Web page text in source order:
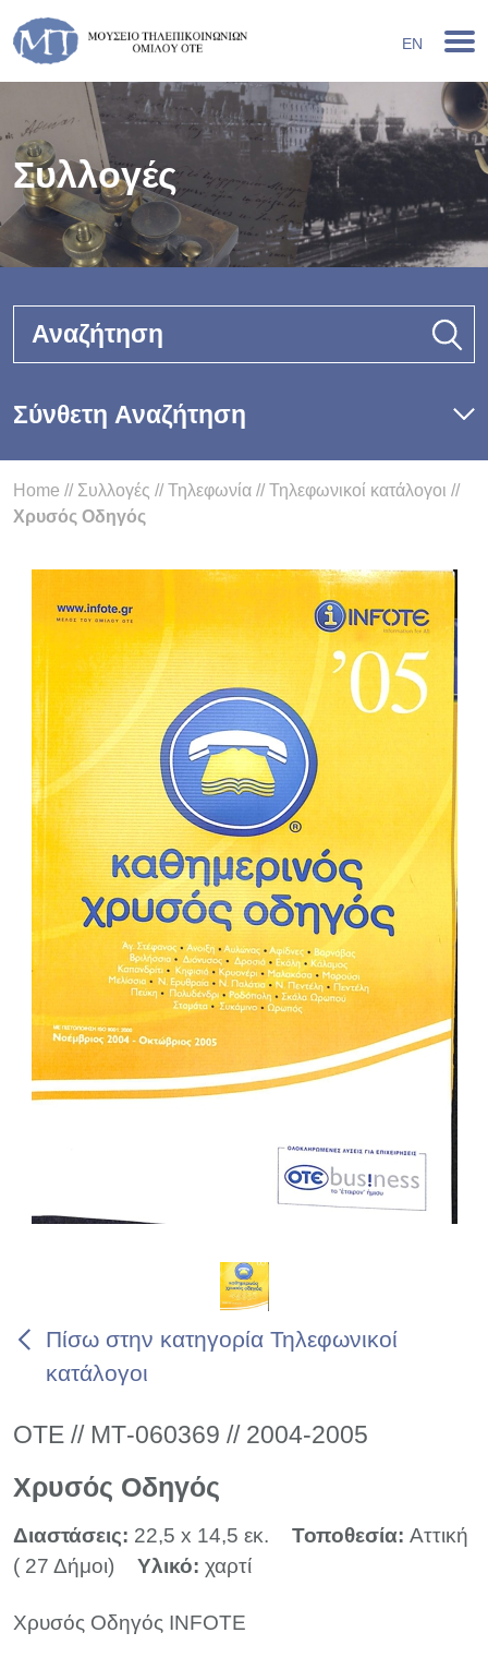
EN
Συλλογές
Αναζήτηση
Σύνθετη Αναζήτηση
Home // Συλλογές //Τηλεφωνία //Τηλεφωνικοί κατάλογοι //
Χρυσός Οδηγός
Πίσω στην κατηγορία Τηλεφωνικοί
κατάλογοι
ΟΤΕ // ΜΤ-060369 // 2004-2005
Χρυσός Οδηγός
Διαστάσεις: 22,5 x 14,5 εκ. Τοποθεσία: Αττική
( 27 Δήμοι)
Υλικό: χαρτί
Χρυσός Οδηγός INFOTE